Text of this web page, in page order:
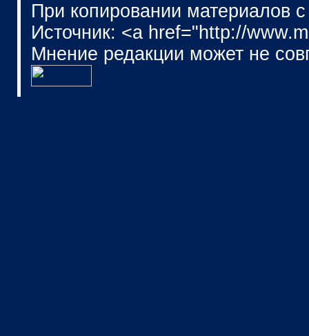
При копировании материалов
Источник: <a href="http://
Мнение редакции может не